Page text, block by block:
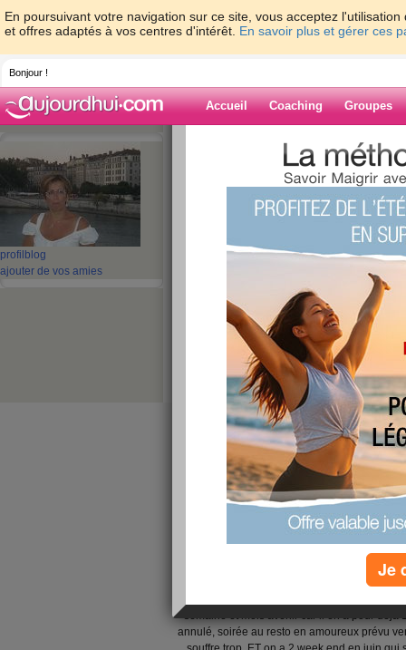
En poursuivant votre navigation sur ce site, vous acceptez
et offres adaptés à vos centres d'intérêt. En savoir plus et gérer ces
Bonjour !
Accueil Coaching Groupes
profil blog
ajouter de vos amies
> >
Blog de
Et oui, pas la forme depuis le début de
partout avec mon mari mais chacun de
régime et à faire
MAis aujourd'hui, un tuile nous est tombé
qui c'est
Mon mari a fait une très mauvais chute au
c'est fait une énorme entorse et une
heure à l'hopital il ne pouvait même
A cause de la fracture il a été platré et il en
Alors, les jours avenir ne vont pas ête
je garde) en plus la semaine prochaine c'est
au collège et lycée, l'orientation de ma grande
le mari et tous ce qui concerne la maison(
semaine et mois avenir car il en a pour déjà
annulé, soirée au resto en amoureux prévu
Je